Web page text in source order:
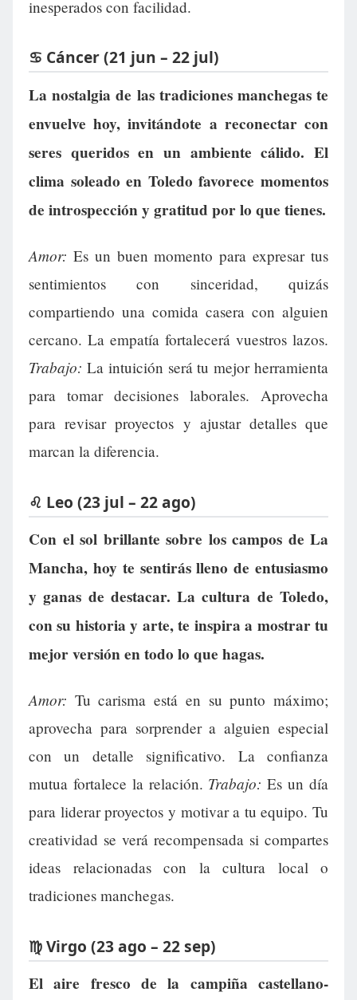
inesperados con facilidad.
♋ Cáncer (21 jun – 22 jul)
La nostalgia de las tradiciones manchegas te
envuelve hoy, invitándote a reconectar con
seres queridos en un ambiente cálido. El
clima soleado en Toledo favorece momentos
de introspección y gratitud por lo que tienes.
Amor: Es un buen momento para expresar tus
sentimientos con sinceridad, quizás
compartiendo una comida casera con alguien
cercano. La empatía fortalecerá vuestros lazos.
Trabajo: La intuición será tu mejor herramienta
para tomar decisiones laborales. Aprovecha
para revisar proyectos y ajustar detalles que
marcan la diferencia.
♌ Leo (23 jul – 22 ago)
Con el sol brillante sobre los campos de La
Mancha, hoy te sentirás lleno de entusiasmo
y ganas de destacar. La cultura de Toledo,
con su historia y arte, te inspira a mostrar tu
mejor versión en todo lo que hagas.
Amor: Tu carisma está en su punto máximo;
aprovecha para sorprender a alguien especial
con un detalle significativo. La confianza
mutua fortalece la relación. Trabajo: Es un día
para liderar proyectos y motivar a tu equipo. Tu
creatividad se verá recompensada si compartes
ideas relacionadas con la cultura local o
tradiciones manchegas.
♍ Virgo (23 ago – 22 sep)
El aire fresco de la campiña castellano-